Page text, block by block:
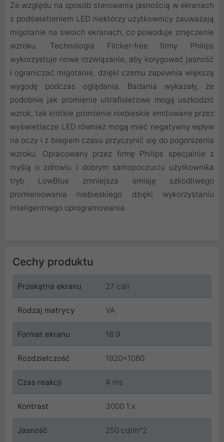
Ze względu na sposób sterowania jasnością w ekranach
z podświetleniem LED niektórzy użytkownicy zauważają
migotanie na swoich ekranach, co powoduje zmęczenie
wzroku. Technologia Flicker-free firmy Philips
wykorzystuje nowe rozwiązanie, aby korygować jasność
i ograniczać migotanie, dzięki czemu zapewnia większą
wygodę podczas oglądania. Badania wykazały, że
podobnie jak promienie ultrafioletowe mogą uszkodzić
wzrok, tak krótkie promienie niebieskie emitowane przez
wyświetlacze LED również mogą mieć negatywny wpływ
na oczy i z biegiem czasu przyczynić się do pogorszenia
wzroku. Opracowany przez firmę Philips specjalnie z
myślą o zdrowiu i dobrym samopoczuciu użytkownika
tryb LowBlue zmniejsza emisję szkodliwego
promieniowania niebieskiego dzięki wykorzystaniu
inteligentnego oprogramowania.
Cechy produktu
Przekątna ekranu 27 cali
Rodzaj matrycy VA
Format ekranu 16:9
Rozdzielczość 1920x1080
Czas reakcji 4 ms
Kontrast 3000 1:x
Jasność 250 cd/m^2